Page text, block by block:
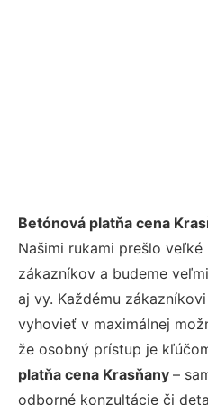
Betónová platňa cena
Našimi rukami prešlo
zákazníkov a budeme
aj vy. Každému
vyhovieť v maximálnej
že osobný prístup je
platňa cena Krasňany –
odborné konzultácie či